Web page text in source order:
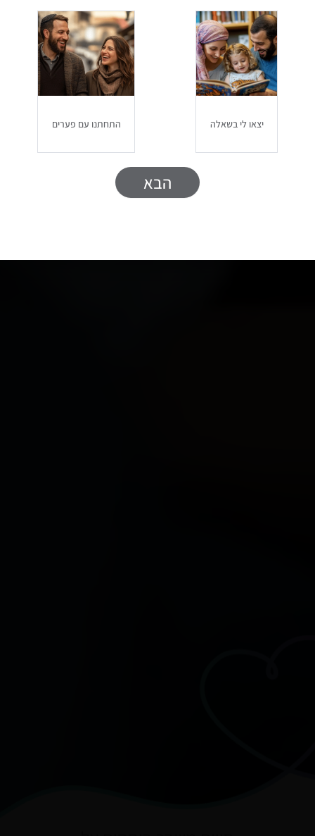
יצאו לי בשאלה התחתנו עם פערים
הבא